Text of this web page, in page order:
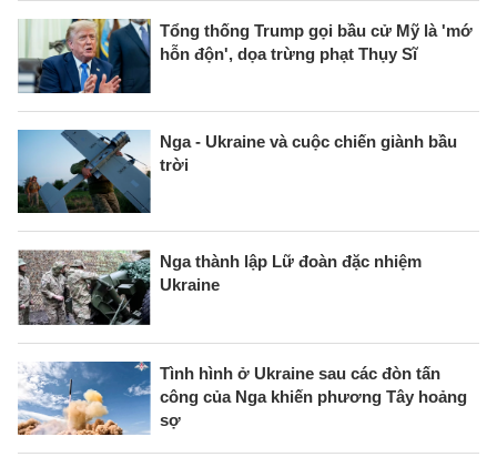
Tổng thống Trump gọi bầu cử Mỹ là 'mớ
hỗn độn', dọa trừng phạt Thụy Sĩ
Nga - Ukraine và cuộc chiến giành bầu
trời
Nga thành lập Lữ đoàn đặc nhiệm
Ukraine
Tình hình ở Ukraine sau các đòn tấn
công của Nga khiến phương Tây hoảng
sợ